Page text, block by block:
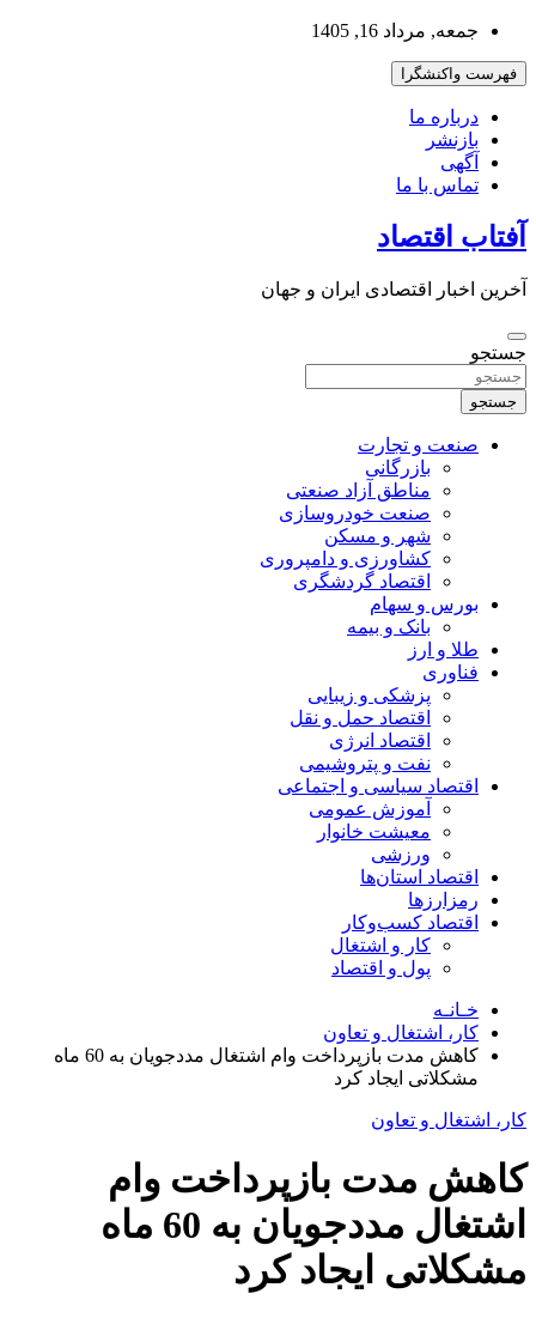
بروید
جمعه, مرداد 16, 1405
فهرست واکنشگرا
درباره ما
بازنشر
آگهی
تماس با ما
آفتاب اقتصاد
آخرین اخبار اقتصادی ایران و جهان
جستجو
جستجو
صنعت و تجارت
بازرگانی
مناطق آزاد صنعتی
صنعت خودروسازی
شهر و مسکن
کشاورزی و دامپروری
اقتصاد گردشگری
بورس و سهام
بانک و بیمه
طلا و ارز
فناوری
پزشکی و زیبایی
اقتصاد حمل و نقل
اقتصاد انرژی
نفت و پتروشیمی
اقتصاد سیاسی و اجتماعی
آموزش عمومی
معیشت خانوار
ورزشی
اقتصاد استان‌ها
رمزارزها
اقتصاد کسب‌و‌کار
کار و اشتغال
پول و اقتصاد
خـانـه
کار، اشتغال و تعاون
کاهش مدت بازپرداخت وام اشتغال مددجویان به 60 ماه
مشکلاتی ایجاد کرد
کار، اشتغال و تعاون
کاهش مدت بازپرداخت وام
اشتغال مددجویان به 60 ماه
مشکلاتی ایجاد کرد